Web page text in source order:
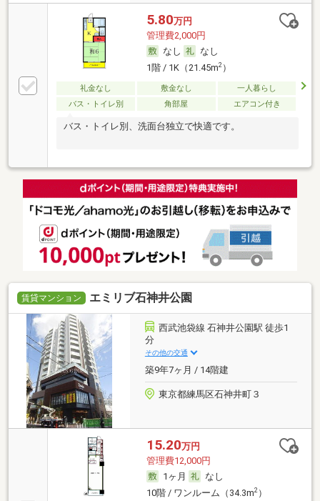
5.80万円
管理費2,000円
なし
なし
1階 / 1K（21.45m2）
礼金なし 敷金なし
一人暮らし
バス・トイレ別
角部屋 エアコン付き
バス・トイレ別、洗面台独立で快適です。
賃貸マンション エミリブ石神井公園
西武池袋線 石神井公園駅 徒歩1
分
その他の交通
築9年7ヶ月 / 14階建
東京都練馬区石神井町３
15.20万円
管理費12,000円
1ヶ月
なし
10階 / ワンルーム（34.3m2）